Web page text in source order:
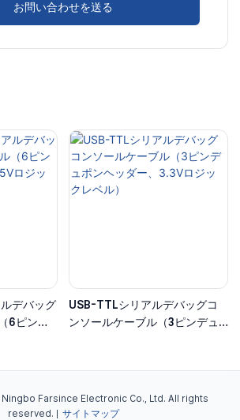
お問い合わせを送る
デバッグ
6ピンデ
USB-TTLシリアルデバッグコ
ンソールケーブル（3ピンデュ
Farsince Electronic Co., Ltd. All rights
reserved. |
サイトマップ